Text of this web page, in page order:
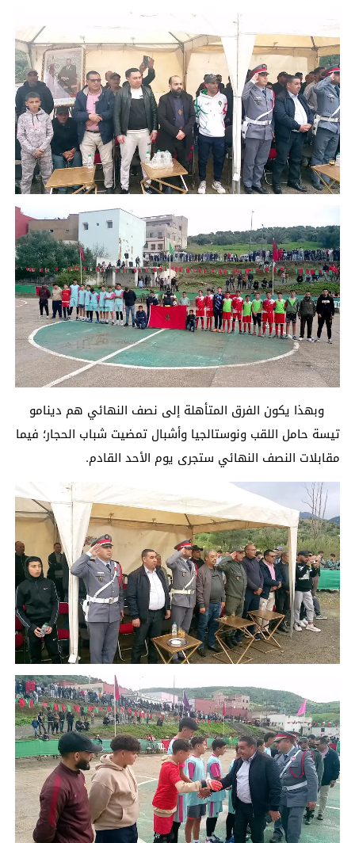
وبهذا يكون الفرق المتأهلة إلى نصف النهائي هم دينامو
تيسة حامل اللقب ونوستالجيا وأشبال تمضيت شباب الحجار؛ فيما
مقابلات النصف النهائي ستجرى يوم الأحد القادم.